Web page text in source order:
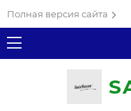
Полная версия сайта